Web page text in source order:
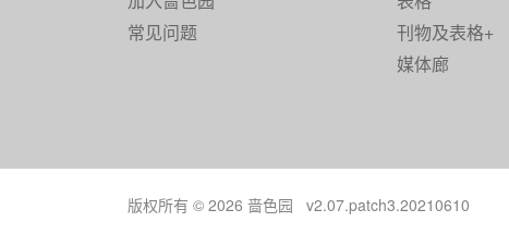
常见问题
刊物及表格+
媒体廊
版权所有 © 2026 啬色园 v2.07.patch3.20210610